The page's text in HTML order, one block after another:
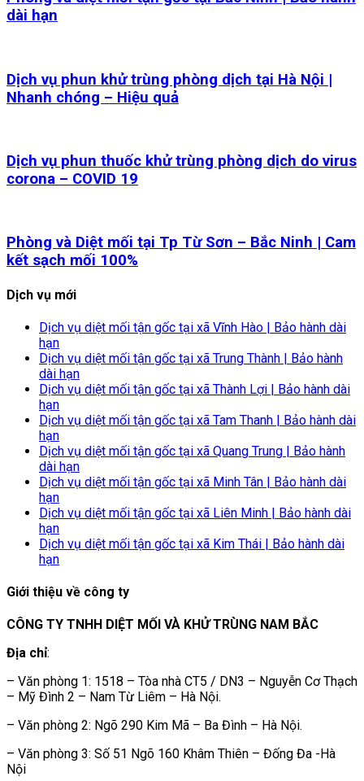
dài hạn
Dịch vụ phun khử trùng phòng dịch tại Hà Nội |
Nhanh chóng – Hiệu quả
Dịch vụ phun thuốc khử trùng phòng dịch do virus
corona – COVID 19
Phòng và Diệt mối tại Tp Từ Sơn – Bắc Ninh | Cam
kết sạch mối 100%
Dịch vụ mới
Dịch vụ diệt mối tận gốc tại xã Vĩnh Hào | Bảo hành dài
hạn
Dịch vụ diệt mối tận gốc tại xã Trung Thành | Bảo hành
dài hạn
Dịch vụ diệt mối tận gốc tại xã Thành Lợi | Bảo hành dài
hạn
Dịch vụ diệt mối tận gốc tại xã Tam Thanh | Bảo hành dài
hạn
Dịch vụ diệt mối tận gốc tại xã Quang Trung | Bảo hành
dài hạn
Dịch vụ diệt mối tận gốc tại xã Minh Tân | Bảo hành dài
hạn
Dịch vụ diệt mối tận gốc tại xã Liên Minh | Bảo hành dài
hạn
Dịch vụ diệt mối tận gốc tại xã Kim Thái | Bảo hành dài
hạn
Giới thiệu về công ty
CÔNG TY TNHH DIỆT MỐI VÀ KHỬ TRÙNG NAM BẮC
Địa chỉ:
– Văn phòng 1: 1518 – Tòa nhà CT5 / DN3 – Nguyễn Cơ Thạch
– Mỹ Đình 2 – Nam Từ Liêm – Hà Nội.
– Văn phòng 2: Ngõ 290 Kim Mã – Ba Đình – Hà Nội.
– Văn phòng 3: Số 51 Ngõ 160 Khâm Thiên – Đống Đa -Hà
Nội